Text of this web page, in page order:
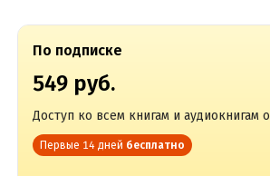
По подписке
549 руб.
Доступ ко всем книгам и аудиокнигам
Первые 14 дней бесплатно